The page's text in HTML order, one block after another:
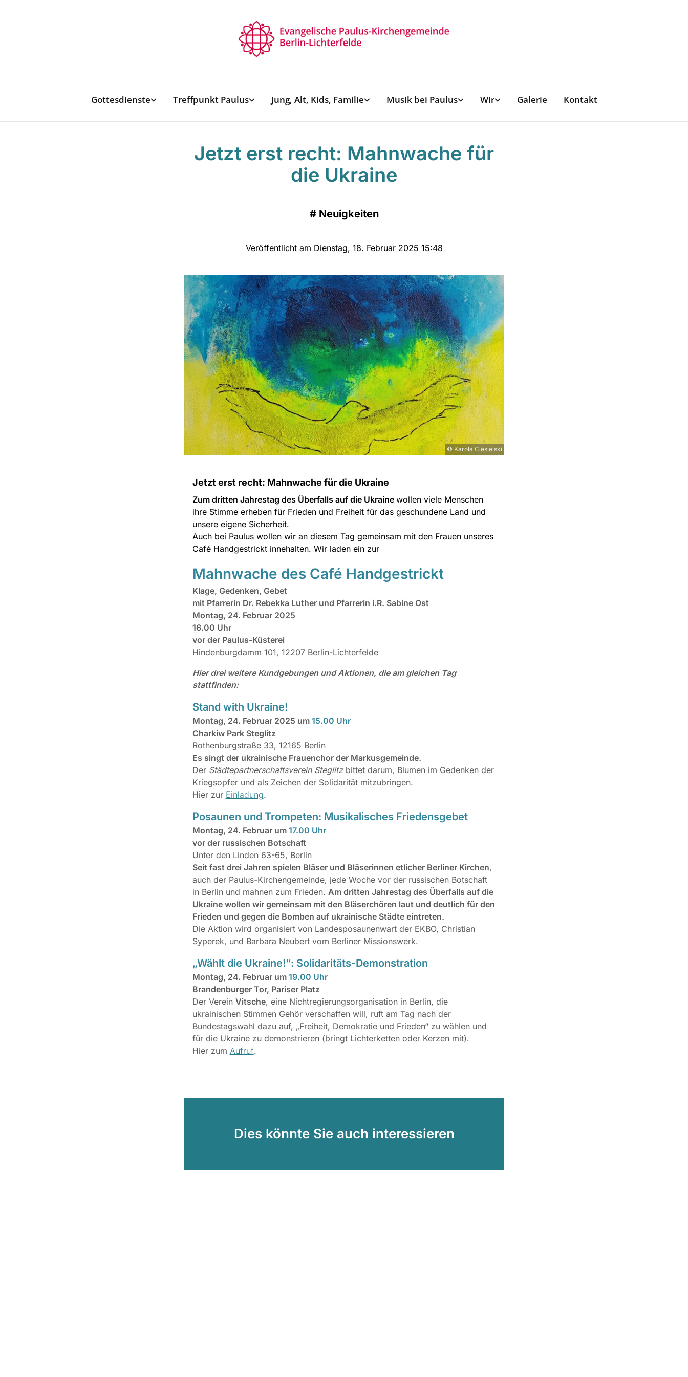
Gottesdienste Treffpunkt Paulus Jung, Alt, Kids, Familie Musik bei Paulus Wir Galerie Kontakt
Jetzt erst recht: Mahnwache für
die Ukraine
# Neuigkeiten
Veröffentlicht am Dienstag, 18. Februar 2025 15:48
© Karola Ciesielski
Jetzt erst recht: Mahnwache für die Ukraine
Zum dritten Jahrestag des Überfalls auf die Ukraine wollen viele Menschen
ihre Stimme erheben für Frieden und Freiheit für das geschundene Land und
unsere eigene Sicherheit.
Auch bei Paulus wollen wir an diesem Tag gemeinsam mit den Frauen unseres
Café Handgestrickt innehalten. Wir laden ein zur
Mahnwache des Café Handgestrickt
Klage, Gedenken, Gebet
mit Pfarrerin Dr. Rebekka Luther und Pfarrerin i.R. Sabine Ost
Montag, 24. Februar 2025
16.00 Uhr
vor der Paulus-Küsterei
Hindenburgdamm 101, 12207 Berlin-Lichterfelde
Hier drei weitere Kundgebungen und Aktionen, die am gleichen Tag
stattfinden:
Stand with Ukraine!
Montag, 24. Februar 2025 um 15.00 Uhr
Charkiw Park Steglitz
Rothenburgstraße 33, 12165 Berlin
Es singt der ukrainische Frauenchor der Markusgemeinde.
Der Städtepartnerschaftsverein Steglitz bittet darum, Blumen im Gedenken der
Kriegsopfer und als Zeichen der Solidarität mitzubringen.
Hier zur Einladung.
Posaunen und Trompeten: Musikalisches Friedensgebet
Montag, 24. Februar um 17.00 Uhr
vor der russischen Botschaft
Unter den Linden 63-65, Berlin
Seit fast drei Jahren spielen Bläser und Bläserinnen etlicher Berliner Kirchen,
auch der Paulus-Kirchengemeinde, jede Woche vor der russischen Botschaft
in Berlin und mahnen zum Frieden. Am dritten Jahrestag des Überfalls auf die
Ukraine wollen wir gemeinsam mit den Bläserchören laut und deutlich für den
Frieden und gegen die Bomben auf ukrainische Städte eintreten.
Die Aktion wird organisiert von Landesposaunenwart der EKBO, Christian
Syperek, und Barbara Neubertvom Berliner Missionswerk.
„Wählt die Ukraine!“: Solidaritäts-Demonstration
Montag, 24. Februar um 19.00 Uhr
Brandenburger Tor, Pariser Platz
Der Verein Vitsche, eine Nichtregierungsorganisation in Berlin, die
ukrainischen Stimmen Gehör verschaffen will, ruft am Tag nach der
Bundestagswahl dazu auf, „Freiheit, Demokratie und Frieden“ zu wählen und
für die Ukraine zu demonstrieren (bringt Lichterketten oder Kerzen mit).
Hier zum Aufruf.
Dies könnte Sie auch interessieren